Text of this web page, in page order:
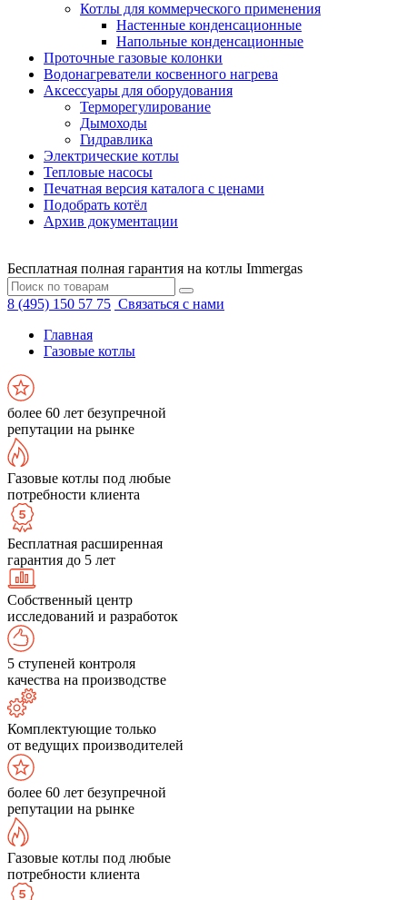
Котлы для коммерческого применения
Настенные конденсационные
Напольные конденсационные
Проточные газовые колонки
Водонагреватели косвенного нагрева
Аксессуары для оборудования
Терморегулирование
Дымоходы
Гидравлика
Электрические котлы
Тепловые насосы
Печатная версия каталога с ценами
Подобрать котёл
Архив документации
Бесплатная полная гарантия на котлы Immergas
8 (495) 150 57 75 Связаться с нами
Главная
Газовые котлы
более 60 лет безупречной
репутации на рынке
Газовые котлы под любые
потребности клиента
Бесплатная расширенная
гарантия до 5 лет
Собственный центр
исследований и разработок
5 ступеней контроля
качества на производстве
Комплектующие только
от ведущих производителей
более 60 лет безупречной
репутации на рынке
Газовые котлы под любые
потребности клиента